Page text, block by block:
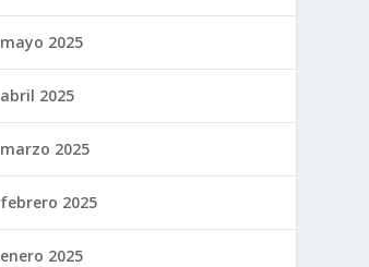
mayo 2025
abril 2025
marzo 2025
febrero 2025
enero 2025